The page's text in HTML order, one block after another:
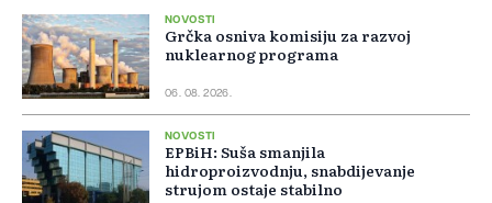
NOVOSTI
Grčka osniva komisiju za razvoj
nuklearnog programa
06. 08. 2026.
NOVOSTI
EPBiH: Suša smanjila
hidroproizvodnju, snabdijevanje
strujom ostaje stabilno